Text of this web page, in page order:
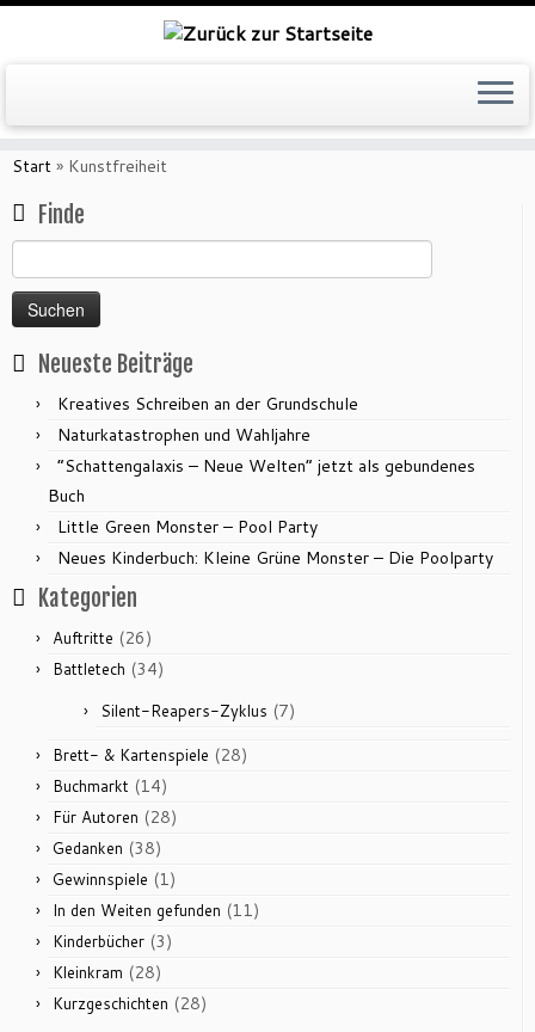
Zum
Inhalt
Start » Kunstfreiheit
Finde
nach:
Neueste Beiträge
Kreatives Schreiben an der Grundschule
Naturkatastrophen und Wahljahre
“Schattengalaxis – Neue Welten” jetzt als gebundenes
Buch
Little Green Monster – Pool Party
Neues Kinderbuch: Kleine Grüne Monster – Die Poolparty
Kategorien
Auftritte (26)
Battletech (34)
Silent-Reapers-Zyklus (7)
Brett- & Kartenspiele (28)
Buchmarkt (14)
Für Autoren (28)
Gedanken (38)
Gewinnspiele (1)
In den Weiten gefunden (11)
Kinderbücher (3)
Kleinkram (28)
Kurzgeschichten (28)